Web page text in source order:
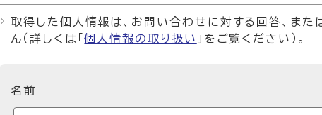
取得した個人情報は、お問い合わせに対する回答、ま
ん（詳しくは「個人情報の取り扱い 」をご覧ください）。
名前